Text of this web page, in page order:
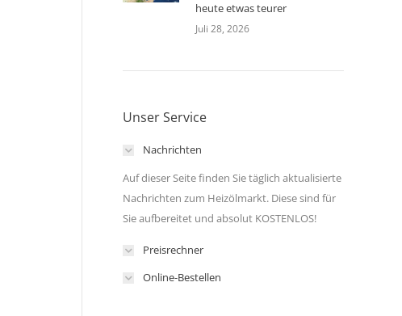
heute etwas teurer
Juli 28, 2026
Unser Service
Nachrichten
Auf dieser Seite finden Sie täglich aktualisierte
Nachrichten zum Heizölmarkt. Diese sind für
Sie aufbereitet und absolut KOSTENLOS!
Preisrechner
Online-Bestellen